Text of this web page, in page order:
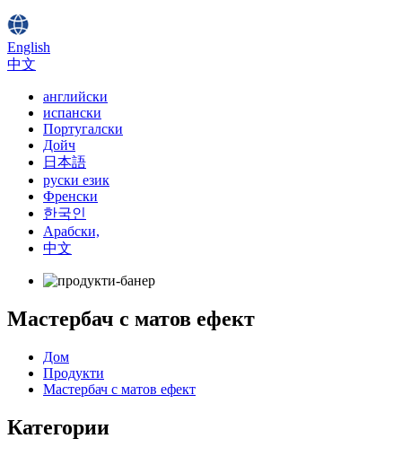
English
中文
английски
испански
Португалски
Дойч
日本語
руски език
Френски
한국인
Арабски,
中文
Мастербач с матов ефект
Дом
Продукти
Мастербач с матов ефект
Категории